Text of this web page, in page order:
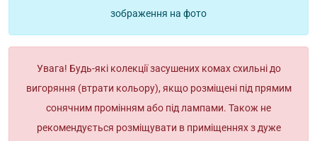
зображення на фото
Увага! Будь-які колекції засушених комах схильні до
вигоряння (втрати кольору), якщо розміщені під прямим
сонячним промінням або під лампами. Також не
рекомендується розміщувати в приміщеннях з дуже